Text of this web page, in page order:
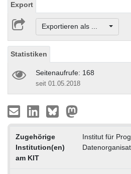
Export
Exportieren als ...
Statistiken
Seitenaufrufe: 168
seit 01.05.2018
Zugehörige
Institution(en)
am KIT
Institut für